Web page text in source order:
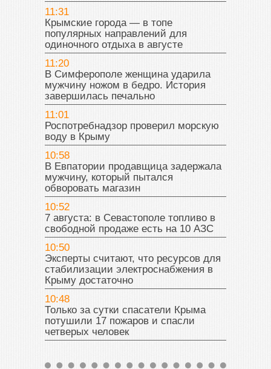
11:31
Крымские города — в топе
популярных направлений для
одиночного отдыха в августе
11:20
В Симферополе женщина ударила
мужчину ножом в бедро. История
завершилась печально
11:01
Роспотребнадзор проверил морскую
воду в Крыму
10:58
В Евпатории продавщица задержала
мужчину, который пытался
обворовать магазин
10:52
7 августа: в Севастополе топливо в
свободной продаже есть на 10 АЗС
10:50
Эксперты считают, что ресурсов для
стабилизации электроснабжения в
Крыму достаточно
10:48
Только за сутки спасатели Крыма
потушили 17 пожаров и спасли
четверых человек